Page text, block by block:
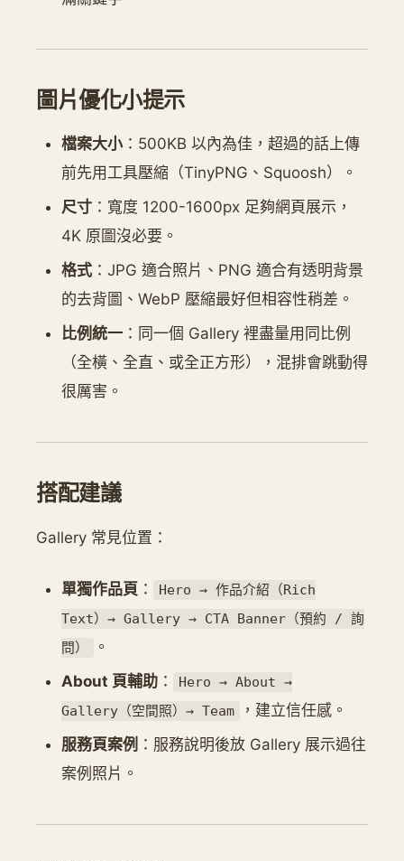
圖片優化小提示
檔案大小：500KB 以內為佳，超過的話上傳
前先用工具壓縮（TinyPNG、Squoosh）。
尺寸 ：寬度 1200-1600px 足夠網頁展示，
4K 原圖沒必要。
格式 ：JPG 適合照片、PNG 適合有透明背景
的去背圖、WebP 壓縮最好但相容性稍差。
比例統一 ：同一個 Gallery 裡盡量用同比例
（全橫、全直、或全正方形），混排會跳動得
很厲害。
搭配建議
Gallery 常見位置：
單獨作品頁 ：
Hero → 作品介紹（Rich
Text）→ Gallery → CTA Banner（預約 / 詢
問）
。
About 頁輔助 ：
Hero → About →
Gallery（空間照）→ Team
，建立信任感。
服務頁案例 ：服務說明後放 Gallery 展示過往
案例照片。